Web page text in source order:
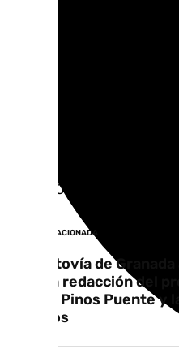
El presidente de la
valorado con un
a Córdoba. «Si en
50 años podamos
Badajoz», ha
para salvar las
de 2,7 kilómetros
de pelo a todos los
NOTICIA RELACIONADA
La autovía de Granada
con la redacción del
entre Pinos Puente y
Velillos